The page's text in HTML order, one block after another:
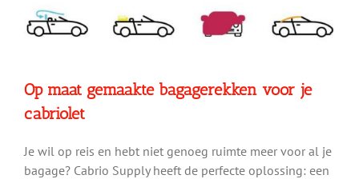
Op maat gemaakte bagagerekken voor je
cabriolet
Je wil op reis en hebt niet genoeg ruimte meer voor al je
bagage? Cabrio Supply heeft de perfecte oplossing: een